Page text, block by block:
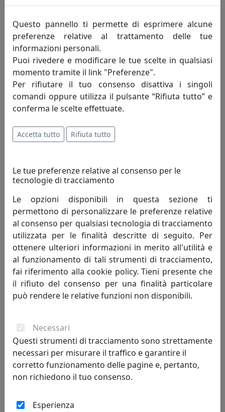
Toplight
PLAFONIERA A 5 LUCI PLATE 1129/PL5-GR GRIGIO
320,00 €
Questo pannello ti permette di esprimere alcune
preferenze relative al trattamento delle tue
informazioni personali.
Puoi rivedere e modificare le tue scelte in qualsiasi
momento tramite il link "Preferenze".
Per rifiutare il tuo consenso disattiva i singoli
comandi oppure utilizza il pulsante “Rifiuta tutto” e
conferma le scelte effettuate.
Accetta tutto Rifiuta tutto
Le tue preferenze relative al consenso per le
tecnologie di tracciamento
Le opzioni disponibili in questa sezione ti
permettono di personalizzare le preferenze relative
al consenso per qualsiasi tecnologia di tracciamento
utilizzata per le finalità descritte di seguito. Per
ottenere ulteriori informazioni in merito all'utilità e
al funzionamento di tali strumenti di tracciamento,
fai riferimento alla cookie policy. Tieni presente che
il rifiuto del consenso per una finalità particolare
può rendere le relative funzioni non disponibili.
Necessari
Questi strumenti di tracciamento sono strettamente
necessari per misurare il traffico e garantire il
corretto funzionamento delle pagine e, pertanto,
non richiedono il tuo consenso.
Esperienza